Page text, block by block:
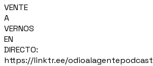
VENTE
A
VERNOS
EN
DIRECTO:
https://linktr.ee/odioalagentepodcast